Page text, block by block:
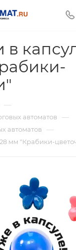
—
автоматов —
автоматов —
мм "Крабики-